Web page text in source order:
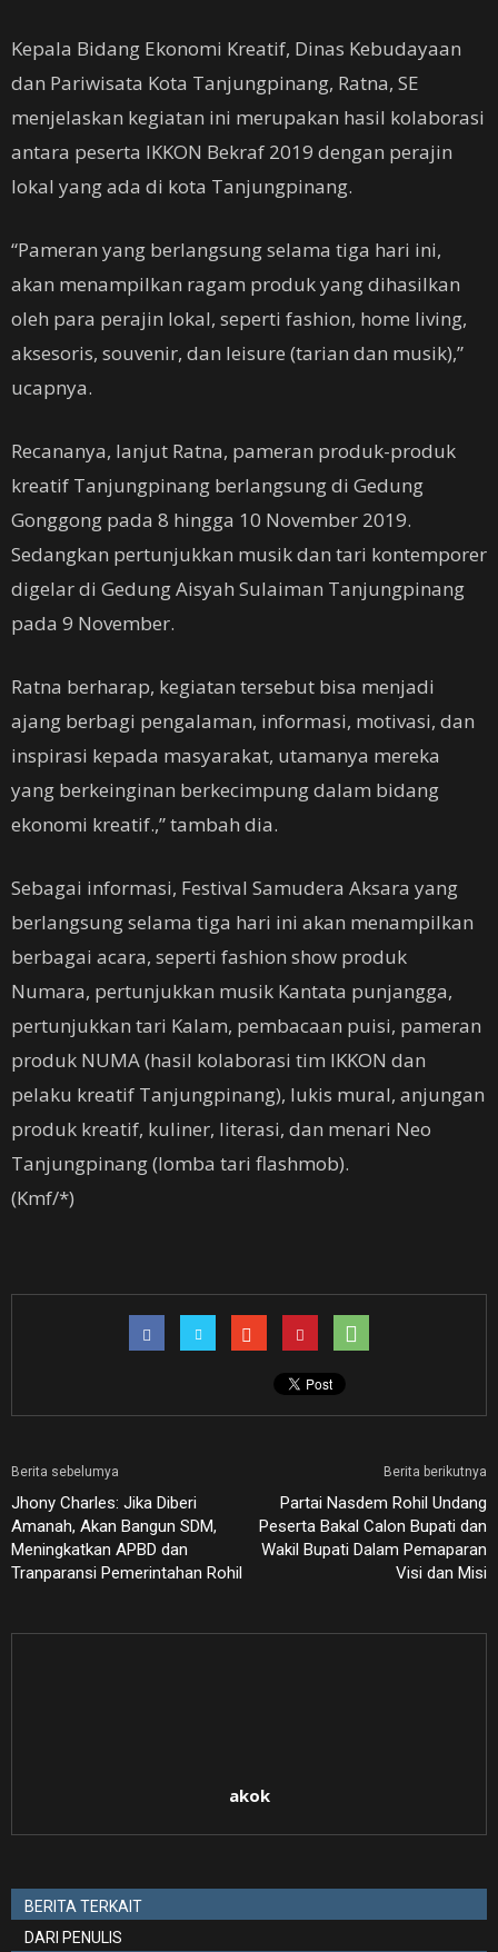
Kepala Bidang Ekonomi Kreatif, Dinas Kebudayaan
dan Pariwisata Kota Tanjungpinang, Ratna, SE
menjelaskan kegiatan ini merupakan hasil kolaborasi
antara peserta IKKON Bekraf 2019 dengan perajin
lokal yang ada di kota Tanjungpinang.
“Pameran yang berlangsung selama tiga hari ini,
akan menampilkan ragam produk yang dihasilkan
oleh para perajin lokal, seperti fashion, home living,
aksesoris, souvenir, dan leisure (tarian dan musik),”
ucapnya.
Recananya, lanjut Ratna, pameran produk-produk
kreatif Tanjungpinang berlangsung di Gedung
Gonggong pada 8 hingga 10 November 2019.
Sedangkan pertunjukkan musik dan tari kontemporer
digelar di Gedung Aisyah Sulaiman Tanjungpinang
pada 9 November.
Ratna berharap, kegiatan tersebut bisa menjadi
ajang berbagi pengalaman, informasi, motivasi, dan
inspirasi kepada masyarakat, utamanya mereka
yang berkeinginan berkecimpung dalam bidang
ekonomi kreatif.,” tambah dia.
Sebagai informasi, Festival Samudera Aksara yang
berlangsung selama tiga hari ini akan menampilkan
berbagai acara, seperti fashion show produk
Numara, pertunjukkan musik Kantata punjangga,
pertunjukkan tari Kalam, pembacaan puisi, pameran
produk NUMA (hasil kolaborasi tim IKKON dan
pelaku kreatif Tanjungpinang), lukis mural, anjungan
produk kreatif, kuliner, literasi, dan menari Neo
Tanjungpinang (lomba tari flashmob).
(Kmf/*)
Berita sebelumya
Jhony Charles: Jika Diberi
Amanah, Akan Bangun SDM,
Meningkatkan APBD dan
Tranparansi Pemerintahan Rohil
Berita berikutnya
Partai Nasdem Rohil Undang
Peserta Bakal Calon Bupati dan
Wakil Bupati Dalam Pemaparan
Visi dan Misi
akok
BERITA TERKAIT
DARI PENULIS